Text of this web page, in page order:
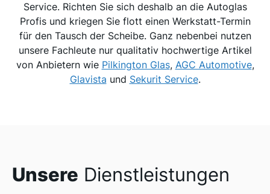
Service. Richten Sie sich deshalb an die Autoglas
Profis und kriegen Sie flott einen Werkstatt-Termin
für den Tausch der Scheibe. Ganz nebenbei nutzen
unsere Fachleute nur qualitativ hochwertige Artikel
von Anbietern wie Pilkington Glas, AGC Automotive,
Glavista und Sekurit Service.
Unsere Dienstleistungen